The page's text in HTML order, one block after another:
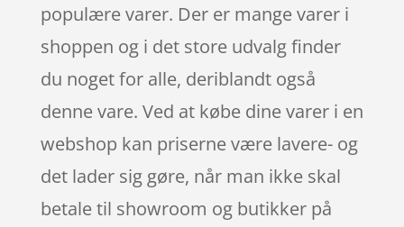
populære varer. Der er mange varer i
shoppen og i det store udvalg finder
du noget for alle, deriblandt også
denne vare. Ved at købe dine varer i en
webshop kan priserne være lavere- og
det lader sig gøre, når man ikke skal
betale til showroom og butikker på